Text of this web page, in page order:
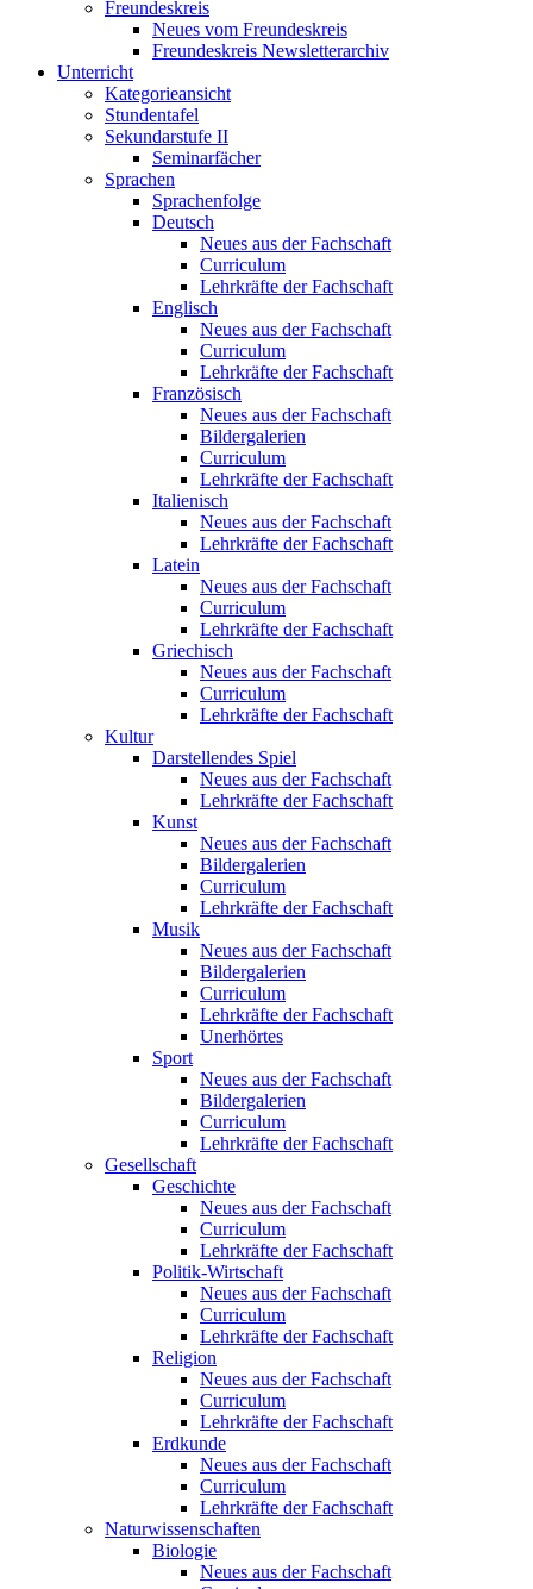
Freundeskreis
Neues vom Freundeskreis
Freundeskreis Newsletterarchiv
Unterricht
Kategorieansicht
Stundentafel
Sekundarstufe II
Seminarfächer
Sprachen
Sprachenfolge
Deutsch
Neues aus der Fachschaft
Curriculum
Lehrkräfte der Fachschaft
Englisch
Neues aus der Fachschaft
Curriculum
Lehrkräfte der Fachschaft
Französisch
Neues aus der Fachschaft
Bildergalerien
Curriculum
Lehrkräfte der Fachschaft
Italienisch
Neues aus der Fachschaft
Lehrkräfte der Fachschaft
Latein
Neues aus der Fachschaft
Curriculum
Lehrkräfte der Fachschaft
Griechisch
Neues aus der Fachschaft
Curriculum
Lehrkräfte der Fachschaft
Kultur
Darstellendes Spiel
Neues aus der Fachschaft
Lehrkräfte der Fachschaft
Kunst
Neues aus der Fachschaft
Bildergalerien
Curriculum
Lehrkräfte der Fachschaft
Musik
Neues aus der Fachschaft
Bildergalerien
Curriculum
Lehrkräfte der Fachschaft
Unerhörtes
Sport
Neues aus der Fachschaft
Bildergalerien
Curriculum
Lehrkräfte der Fachschaft
Gesellschaft
Geschichte
Neues aus der Fachschaft
Curriculum
Lehrkräfte der Fachschaft
Politik-Wirtschaft
Neues aus der Fachschaft
Curriculum
Lehrkräfte der Fachschaft
Religion
Neues aus der Fachschaft
Curriculum
Lehrkräfte der Fachschaft
Erdkunde
Neues aus der Fachschaft
Curriculum
Lehrkräfte der Fachschaft
Naturwissenschaften
Biologie
Neues aus der Fachschaft